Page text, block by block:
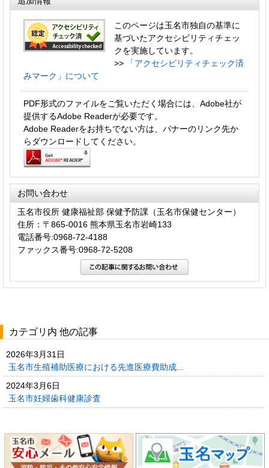
このページは玉名市独自の基準に
基づいたアクセシビリティチェッ
クを実施しています。
>>
「アクセシビリティチェック済
みマーク」について
PDF形式のファイルをご覧いただく場合には、Adobe社が
提供するAdobe Readerが必要です。
Adobe Readerをお持ちでない方は、バナーのリンク先か
らダウンロードしてください。
お問い合わせ
玉名市役所 健康福祉部 保健予防課（玉名市保健センター）
住所：〒865-0016 熊本県玉名市岩崎133
電話番号:0968-72-4188
ファックス番号:0968-72-5208
カテゴリ内 他の記事
2026年3月31日
玉名市生殖補助医療における先進医療費助成...
2024年3月6日
玉名市妊婦歯科健康診査